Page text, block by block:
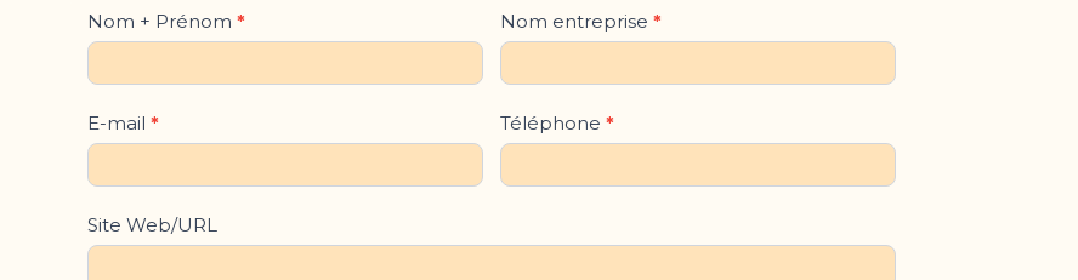
Contact
Formulaire
Nom + Prénom * Nom entreprise *
E-mail * Téléphone *
Site Web/URL